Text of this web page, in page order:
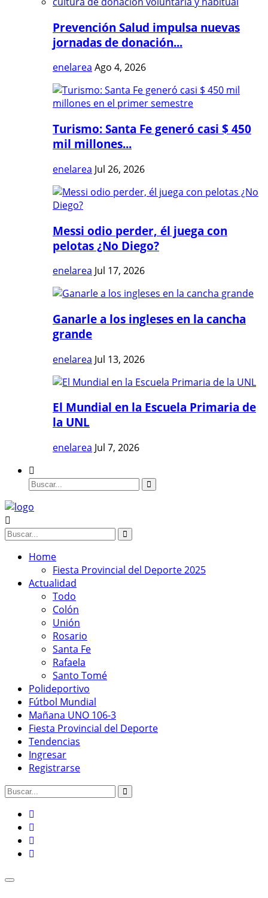
Prevención Salud impulsa nuevas
jornadas de donación...
enelarea Ago 4, 2026
Turismo: Santa Fe generó casi $ 450
mil millones...
enelarea Jul 26, 2026
Messi odio perder, él juega con
pelotas ¿No Diego?
enelarea Jul 17, 2026
Ganarle a los ingleses en la cancha
grande
enelarea Jul 13, 2026
El Mundial en la Escuela Primaria de
la UNL
enelarea Jul 7, 2026
Home
Fiesta Provincial del Deporte 2025
Actualidad
Todo
Colón
Unión
Rosario
Santa Fe
Rafaela
Santo Tomé
Polideportivo
Fútbol Mundial
Mañana UNO 106-3
Fiesta Provincial del Deporte
Tendencias
Ingresar
Registrarse